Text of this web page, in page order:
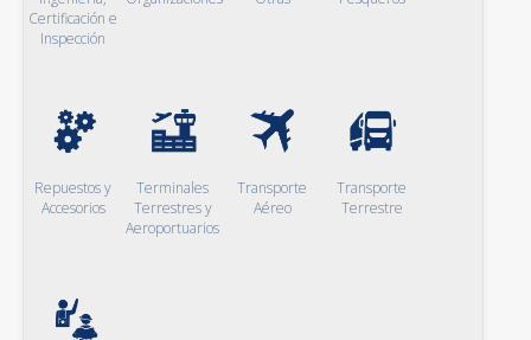
Certificación e
Inspección
Repuestos y
Accesorios
Terminales
Terrestres y
Aeroportuarios
Transporte
Aéreo
Transporte
Terrestre